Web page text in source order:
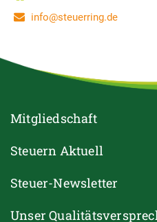
info@steuerring.de
Mitgliedschaft
Steuern Aktuell
Steuer-Newsletter
Unser